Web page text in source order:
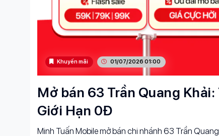
Khuyến mãi 01/07/2026 01:00
Mở bán 63 Trần Quang
Giới Hạn 0Đ
Minh Tuấn Mobile mở bán chi nhánh 63 Trần